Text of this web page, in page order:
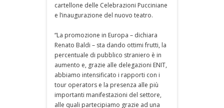
cartellone delle Celebrazioni Pucciniane
e l’inaugurazione del nuovo teatro.
“La promozione in Europa – dichiara
Renato Baldi – sta dando ottimi frutti, la
percentuale di pubblico straniero è in
aumento e, grazie alle delegazioni ENIT,
abbiamo intensificato i rapporti con i
tour operators e la presenza alle più
importanti manifestazioni del settore,
alle quali partecipiamo grazie ad una